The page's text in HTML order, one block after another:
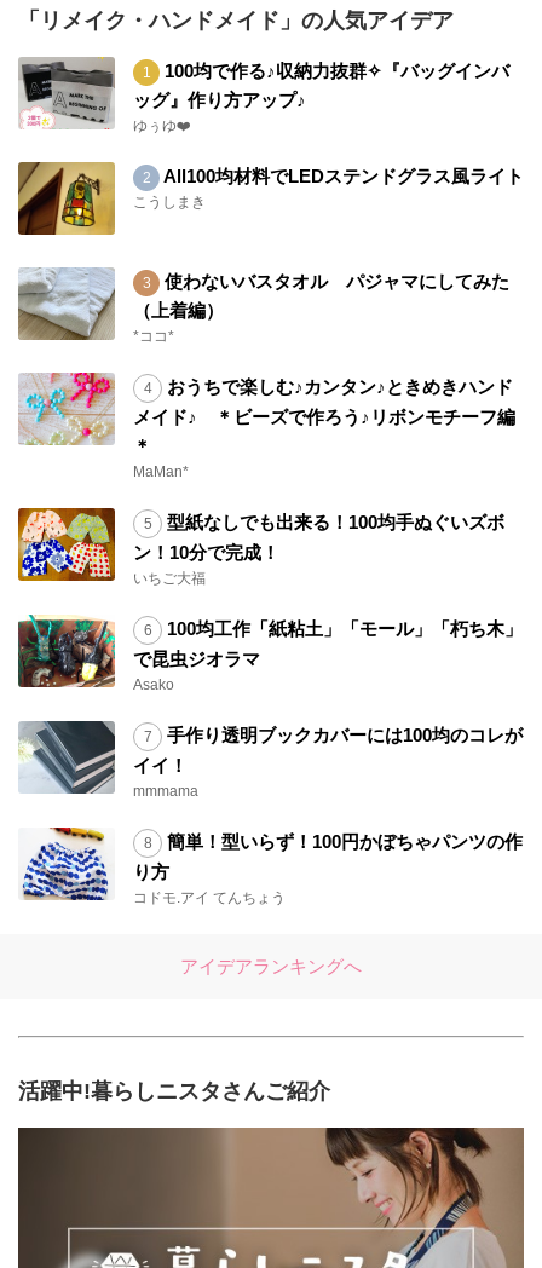
「リメイク・ハンドメイド」の人気アイデア
100均で作る♪収納力抜群✧『バッグインバ
ッグ』作り方アップ♪
ゆぅゆ❤️
All100均材料でLEDステンドグラス風ライト
こうしまき
使わないバスタオル パジャマにしてみた
（上着編）
*ココ*
おうちで楽しむ♪カンタン♪ときめきハンド
メイド♪ ＊ビーズで作ろう♪リボンモチーフ編
＊
MaMan*
型紙なしでも出来る！100均手ぬぐいズボ
ン！10分で完成！
いちご大福
100均工作「紙粘土」「モール」「朽ち木」
で昆虫ジオラマ
Asako
手作り透明ブックカバーには100均のコレが
イイ！
mmmama
簡単！型いらず！100円かぼちゃパンツの作
り方
コドモ.アイ てんちょう
アイデアランキングへ
活躍中!暮らしニスタさんご紹介